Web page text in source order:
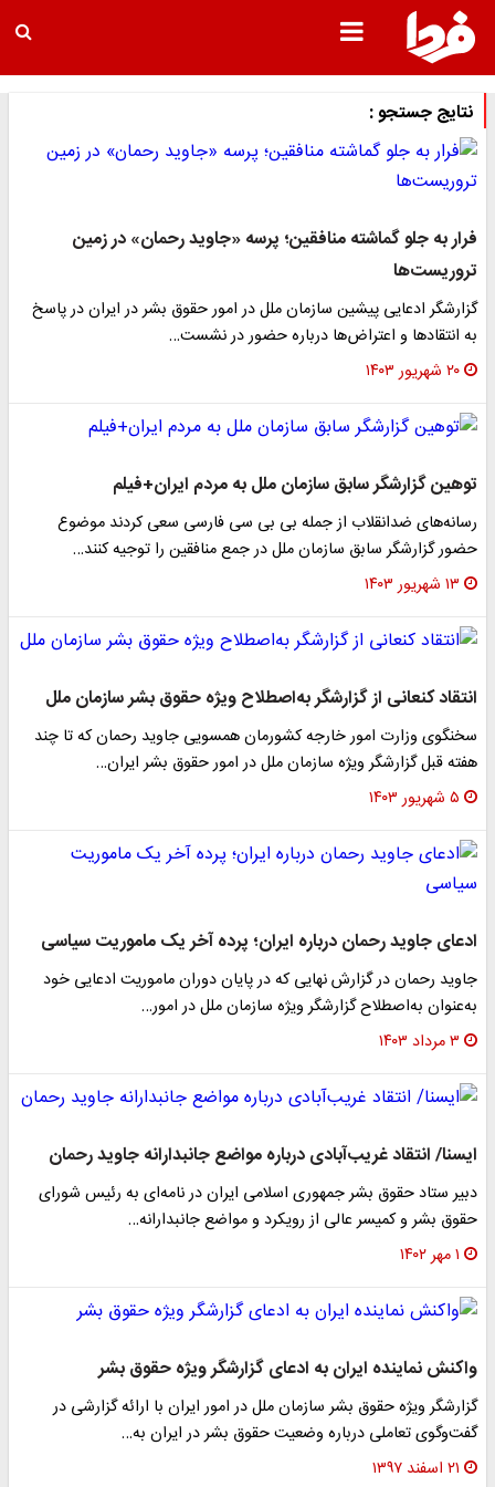
نتایج جستجو :
فرار به ‌جلو گماشته منافقین؛ پرسه «جاوید رحمان» در زمین
تروریست‌ها
گزارشگر ادعایی پیشین سازمان ملل در امور حقوق بشر در ایران در پاسخ
به انتقاد‌ها و اعتراض‌ها درباره حضور در نشست…
۲۰ شهریور ۱۴۰۳
توهین گزارشگر سابق سازمان ملل به مردم ایران+فیلم
رسانه‌های ضدانقلاب از جمله بی بی سی فارسی سعی کردند موضوع
حضور گزارشگر سابق سازمان ملل در جمع منافقین را توجیه کنند…
۱۳ شهریور ۱۴۰۳
انتقاد کنعانی از گزارشگر به‌اصطلاح ویژه حقوق بشر سازمان ملل
سخنگوی وزارت امور خارجه کشورمان همسویی جاوید رحمان که تا چند
هفته قبل گزارشگر ویژه سازمان ملل در امور حقوق بشر ایران…
۵ شهریور ۱۴۰۳
ادعای جاوید رحمان درباره ایران؛ پرده آخر یک ماموریت سیاسی
جاوید رحمان در گزارش نهایی که در پایان دوران ماموریت ادعایی خود
به‌عنوان به‌اصطلاح گزارشگر ویژه سازمان ملل در امور…
۳ مرداد ۱۴۰۳
ایسنا/ انتقاد غریب‌آبادی درباره مواضع جانبدارانه جاوید رحمان
دبیر ستاد حقوق بشر جمهوری اسلامی ایران در نامه‌ای به رئیس شورای
حقوق بشر و کمیسر عالی از رویکرد و مواضع جانبدارانه…
۱ مهر ۱۴۰۲
واکنش نماینده ایران به ادعای گزارشگر ویژه حقوق بشر
گزارشگر ویژه حقوق بشر سازمان ملل در امور ایران با ارائه گزارشی در
گفت‌وگوی تعاملی درباره وضعیت حقوق بشر در ایران به…
۲۱ اسفند ۱۳۹۷